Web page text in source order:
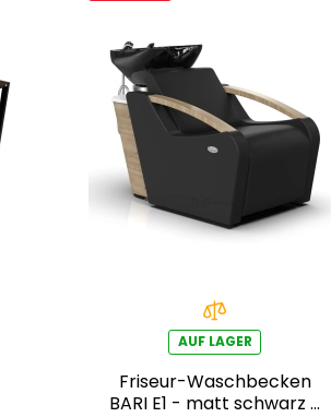
AUF LAGER
Friseur-Waschbecken
BARI E1 - matt schwarz -